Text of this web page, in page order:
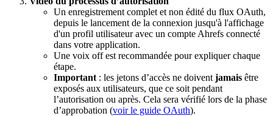
Un enregistrement complet et non édité du flux OAuth,
depuis le lancement de la connexion jusqu'à l'affichage
d'un profil utilisateur avec un compte Ahrefs connecté
dans votre application.
Une voix off est recommandée pour expliquer chaque
étape.
Important : les jetons d’accès ne doivent jamais être
exposés aux utilisateurs, que ce soit pendant
l’autorisation ou après. Cela sera vérifié lors de la phase
d’approbation (voir le guide OAuth).